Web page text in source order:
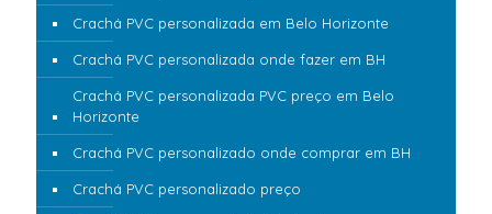
Crachá PVC personalizada em Belo Horizonte
Crachá PVC personalizada onde fazer em BH
Crachá PVC personalizada PVC preço em Belo
Horizonte
Crachá PVC personalizado onde comprar em BH
Crachá PVC personalizado preço